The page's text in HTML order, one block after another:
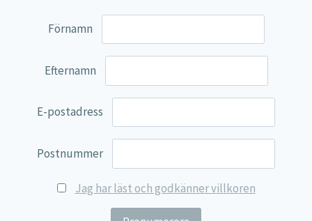
Multi Nutrient
Lamberts
Svenska Örtmedicinska Institutet
Green Trade
Förnamn
Efternamn
E-postadress
Postnummer
Jag har läst och godkänner villkoren